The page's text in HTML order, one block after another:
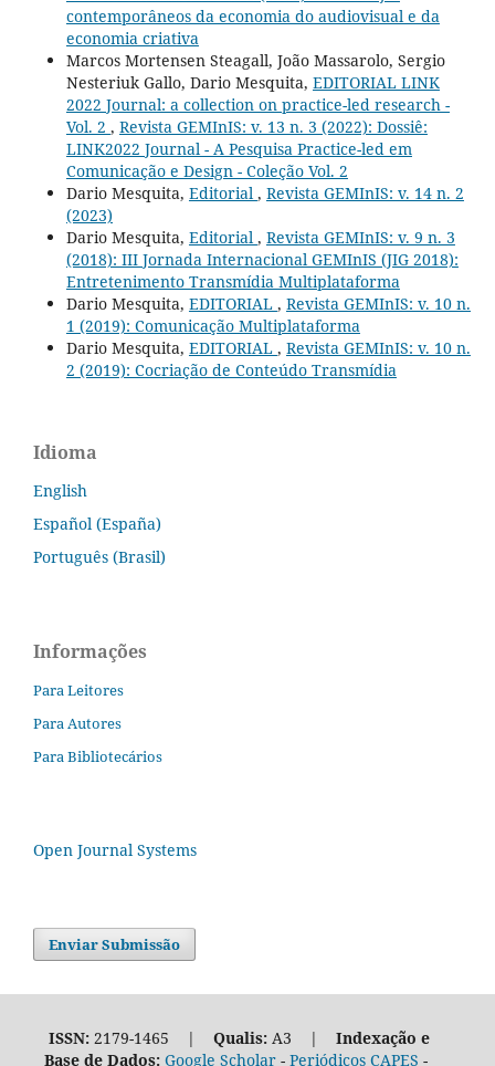
contemporâneos da economia do audiovisual e da
economia criativa
Marcos Mortensen Steagall, João Massarolo, Sergio
Nesteriuk Gallo, Dario Mesquita, EDITORIAL LINK
2022 Journal: a collection on practice-led research -
Vol. 2 , Revista GEMInIS: v. 13 n. 3 (2022): Dossiê:
LINK2022 Journal - A Pesquisa Practice-led em
Comunicação e Design - Coleção Vol. 2
Dario Mesquita, Editorial , Revista GEMInIS: v. 14 n. 2
(2023)
Dario Mesquita, Editorial , Revista GEMInIS: v. 9 n. 3
(2018): III Jornada Internacional GEMInIS (JIG 2018):
Entretenimento Transmídia Multiplataforma
Dario Mesquita, EDITORIAL , Revista GEMInIS: v. 10 n.
1 (2019): Comunicação Multiplataforma
Dario Mesquita, EDITORIAL , Revista GEMInIS: v. 10 n.
2 (2019): Cocriação de Conteúdo Transmídia
Idioma
English
Español (España)
Português (Brasil)
Informações
Para Leitores
Para Autores
Para Bibliotecários
Open Journal Systems
Enviar Submissão
ISSN:2179-1465 | Qualis:A3 | Indexação e
Base de Dados: Google Scholar- Periódicos CAPES -